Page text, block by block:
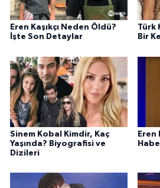
Eren Kaşıkçı Neden Öldü?
İşte Son Detaylar
Türk
Bir
Sinem Kobal Kimdir, Kaç
Yaşında? Biyografisi ve
Dizileri
Eren